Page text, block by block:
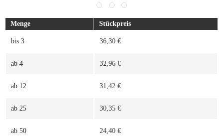
Menge Stückpreis
bis 3 36,30 €
ab 4 32,96 €
ab 12 31,42 €
ab 25 30,35 €
ab 50 24,40 €